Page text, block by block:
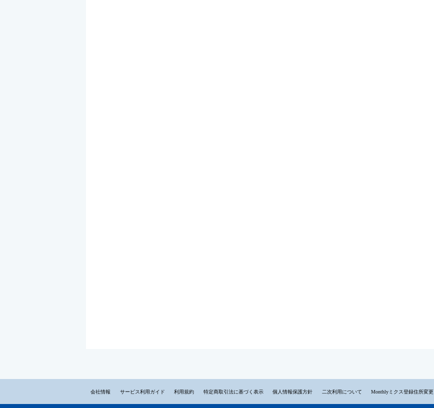
会社情報 サービス利用ガイド 利用規約 特定商取引法に基づく表示 個人情報保護方針 二次利用について Monthlyミクス登録住所変更